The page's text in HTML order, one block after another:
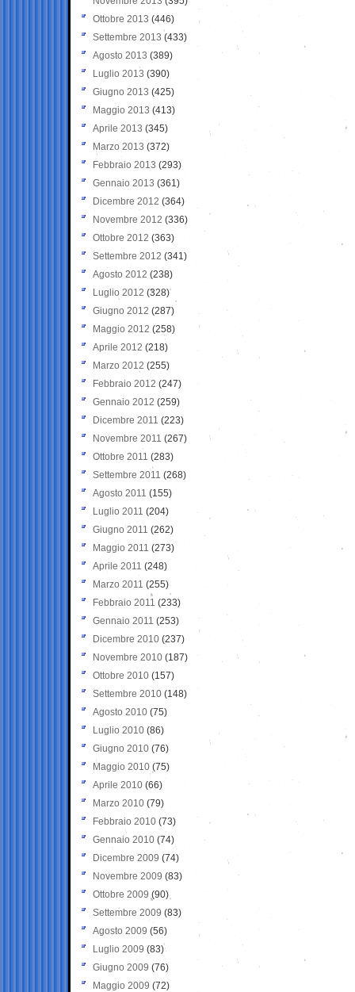
Ottobre 2013 (446)
Settembre 2013 (433)
Agosto 2013 (389)
Luglio 2013 (390)
Giugno 2013 (425)
Maggio 2013 (413)
Aprile 2013 (345)
Marzo 2013 (372)
Febbraio 2013 (293)
Gennaio 2013 (361)
Dicembre 2012 (364)
Novembre 2012 (336)
Ottobre 2012 (363)
Settembre 2012 (341)
Agosto 2012 (238)
Luglio 2012 (328)
Giugno 2012 (287)
Maggio 2012 (258)
Aprile 2012 (218)
Marzo 2012 (255)
Febbraio 2012 (247)
Gennaio 2012 (259)
Dicembre 2011 (223)
Novembre 2011 (267)
Ottobre 2011 (283)
Settembre 2011 (268)
Agosto 2011 (155)
Luglio 2011 (204)
Giugno 2011 (262)
Maggio 2011 (273)
Aprile 2011 (248)
Marzo 2011 (255)
Febbraio 2011 (233)
Gennaio 2011 (253)
Dicembre 2010 (237)
Novembre 2010 (187)
Ottobre 2010 (157)
Settembre 2010 (148)
Agosto 2010 (75)
Luglio 2010 (86)
Giugno 2010 (76)
Maggio 2010 (75)
Aprile 2010 (66)
Marzo 2010 (79)
Febbraio 2010 (73)
Gennaio 2010 (74)
Dicembre 2009 (74)
Novembre 2009 (83)
Ottobre 2009 (90)
Settembre 2009 (83)
Agosto 2009 (56)
Luglio 2009 (83)
Giugno 2009 (76)
Maggio 2009 (72)